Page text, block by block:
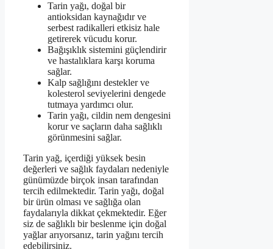
Tarin yağı, doğal bir
antioksidan kaynağıdır ve
serbest radikalleri etkisiz hale
getirerek vücudu korur.
Bağışıklık sistemini güçlendirir
ve hastalıklara karşı koruma
sağlar.
Kalp sağlığını destekler ve
kolesterol seviyelerini dengede
tutmaya yardımcı olur.
Tarin yağı, cildin nem dengesini
korur ve saçların daha sağlıklı
görünmesini sağlar.
Tarin yağ, içerdiği yüksek besin
değerleri ve sağlık faydaları nedeniyle
günümüzde birçok insan tarafından
tercih edilmektedir. Tarin yağı, doğal
bir ürün olması ve sağlığa olan
faydalarıyla dikkat çekmektedir. Eğer
siz de sağlıklı bir beslenme için doğal
yağlar arıyorsanız, tarin yağını tercih
edebilirsiniz.